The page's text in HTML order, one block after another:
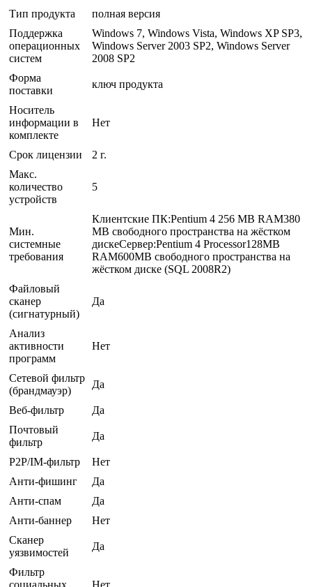
Тип продукта
полная версия
Поддержка
операционных
систем
Windows 7, Windows Vista, Windows XP SP3,
Windows Server 2003 SP2, Windows Server
2008 SP2
Форма
поставки
ключ продукта
Носитель
информации в
комплекте
Нет
Срок лицензии
2 г.
Макс.
количество
устройств
5
Мин.
системные
требования
Клиентские ПК:Pentium 4 256 MB RAM380
MB свободного пространства на жёстком
дискеСервер:Pentium 4 Processor128MB
RAM600MB свободного пространства на
жёстком диске (SQL 2008R2)
Файловый
сканер
(сигнатурный)
Да
Анализ
активности
программ
Нет
Сетевой фильтр
(брандмауэр)
Да
Веб-фильтр
Да
Почтовый
фильтр
Да
P2P/IM-фильтр
Нет
Анти-фишинг
Да
Анти-спам
Да
Анти-баннер
Нет
Сканер
уязвимостей
Да
Фильтр
социальных
Нет